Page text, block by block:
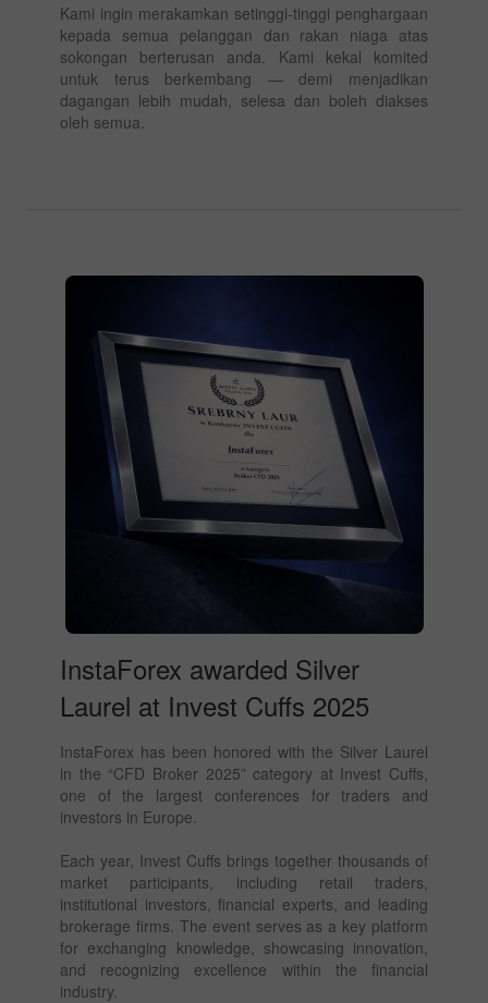
Kami ingin merakamkan setinggi-tinggi penghargaan
kepada semua pelanggan dan rakan niaga atas
sokongan berterusan anda. Kami kekal komited
untuk terus berkembang — demi menjadikan
dagangan lebih mudah, selesa dan boleh diakses
oleh semua.
InstaForex awarded Silver
Laurel at Invest Cuffs 2025
InstaForex has been honored with the Silver Laurel
in the “CFD Broker 2025” category at Invest Cuffs,
one of the largest conferences for traders and
investors in Europe.
Each year, Invest Cuffs brings together thousands of
market participants, including retail traders,
institutional investors, financial experts, and leading
brokerage firms. The event serves as a key platform
for exchanging knowledge, showcasing innovation,
and recognizing excellence within the financial
industry.